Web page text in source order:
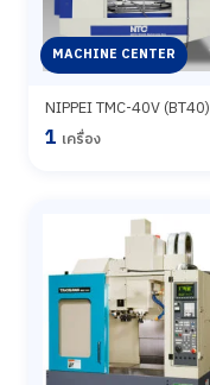
MACHINE CENTER
NIPPEI TMC-40V (BT40)
1 เครื่อง